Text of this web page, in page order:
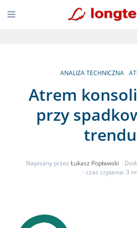
ANALIZA TECHNICZNA
Atrem
przy
Napisany przez Łukasz Popławski
- czas czytania: 3